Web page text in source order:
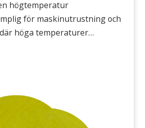
högtemperatur
för maskinutrustning och
höga temperaturer
Fiber är i första hand
för Lågtrycksånga, kall- och